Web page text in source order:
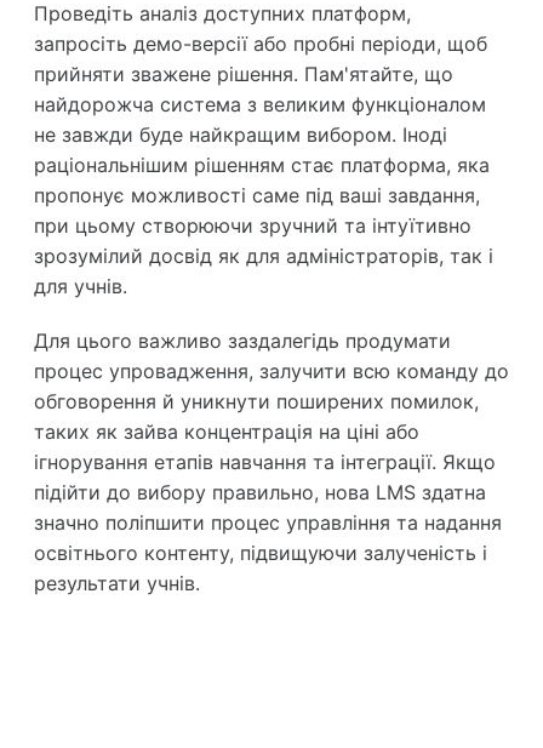
Проведіть аналіз доступних платформ,
запросіть демо-версії або пробні періоди, щоб
прийняти зважене рішення. Пам'ятайте, що
найдорожча система з великим функціоналом
не завжди буде найкращим вибором. Іноді
раціональнішим рішенням стає платформа, яка
пропонує можливості саме під ваші завдання,
при цьому створюючи зручний та інтуїтивно
зрозумілий досвід як для адміністраторів, так і
для учнів.
Для цього важливо заздалегідь продумати
процес упровадження, залучити всю команду до
обговорення й уникнути поширених помилок,
таких як зайва концентрація на ціні або
ігнорування етапів навчання та інтеграції. Якщо
підійти до вибору правильно, нова LMS здатна
значно поліпшити процес управління та надання
освітнього контенту, підвищуючи залученість і
результати учнів.